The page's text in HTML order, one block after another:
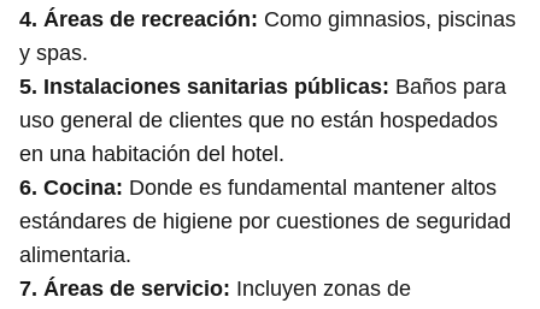
4. Áreas de recreación: Como gimnasios, piscinas
y spas.
5. Instalaciones sanitarias públicas: Baños para
uso general de clientes que no están hospedados
en una habitación del hotel.
6. Cocina: Donde es fundamental mantener altos
estándares de higiene por cuestiones de seguridad
alimentaria.
7. Áreas de servicio: Incluyen zonas de